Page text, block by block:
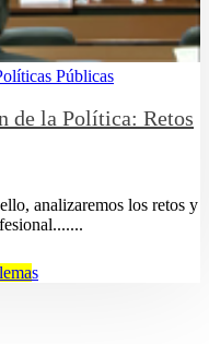
Públicas
de la Política: Retos
analizaremos los retos y
s